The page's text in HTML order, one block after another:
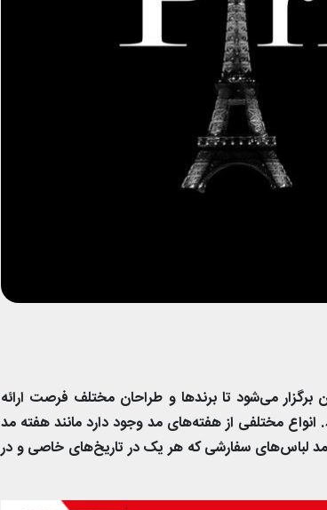
می‌شود تا برندها و طراحان مختلف فرصت ارائه
مختلفی از هفته‌های مد وجود دارد مانند هفته مد
مد لباس‌های سفارشی که هر یک در تاریخ‌های خاصی و در